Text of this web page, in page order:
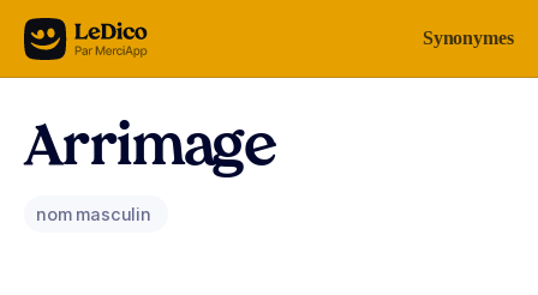
Aller au contenu Synonymes
Arrimage
nom masculin